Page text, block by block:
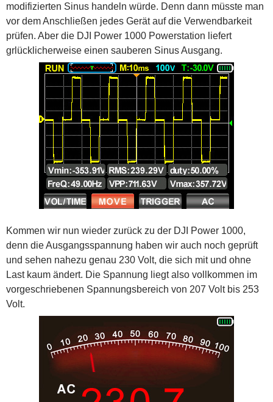
modifizierten Sinus handeln würde. Denn dann müsste man
vor dem Anschließen jedes Gerät auf die Verwendbarkeit
prüfen. Aber die DJI Power 1000 Powerstation liefert
grlücklicherweise einen sauberen Sinus Ausgang.
Kommen wir nun wieder zurück zu der DJI Power 1000,
denn die Ausgangsspannung haben wir auch noch geprüft
und sehen nahezu genau 230 Volt, die sich mit und ohne
Last kaum ändert. Die Spannung liegt also vollkommen im
vorgeschriebenen Spannungsbereich von 207 Volt bis 253
Volt.